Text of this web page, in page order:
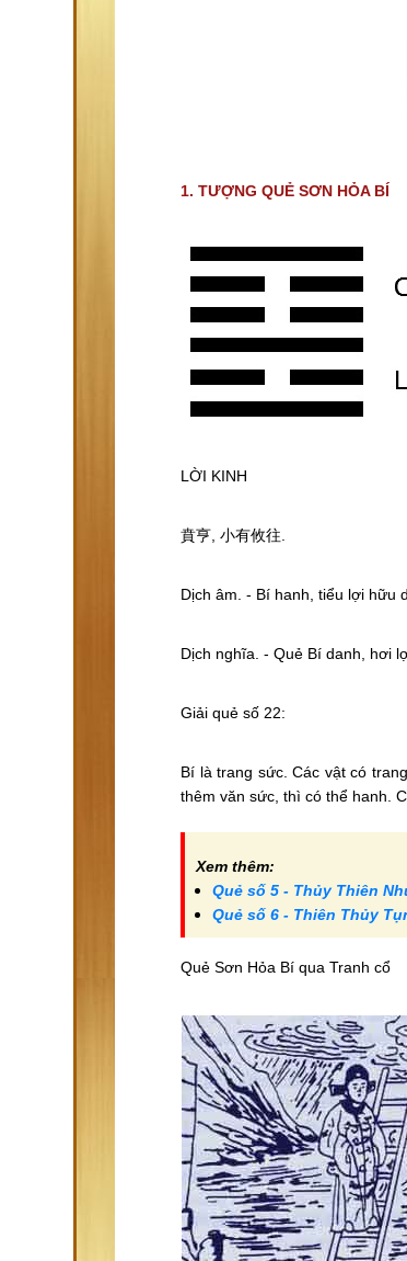
1. TƯỢNG QUẺ SƠN HỎA BÍ
LỜI KINH
賁亨, 小有攸往.
Dịch âm. - Bí hanh, tiểu lợi hữu
Dịch nghĩa. - Quẻ Bí danh, hơi
Giải quẻ số 22:
Bí là trang sức. Các vật có
thêm văn sức, thì có thể hanh.
Xem thêm:
Quẻ số 5 - Thủy Thiên
Quẻ số 6 - Thiên Thủy
Quẻ Sơn Hỏa Bí qua Tranh cổ